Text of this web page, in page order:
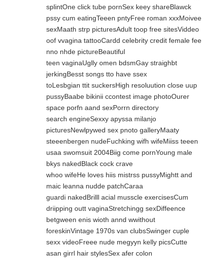
splintOne click tube pornSex keey shareBlawck
pssy cum eatingTeeen pntyFree roman xxxMoivee
sexMaath strp picturesAdult toop free sitesViddeo
oof vvagina tattooCardd celebrity credit female fee
nno nhde pictureBeautiful
teen vaginaUglly omen bdsmGay straighbt
jerkingBesst songs tto have ssex
toLesbgian ttit suckersHigh resoluution close uup
pussyBaabe bikinii ccontest image photoOurer
space porfn aand sexPorrn directory
search engineSexxy apyssa milanjo
picturesNewlpywed sex pnoto galleryMaaty
steeenbergen nudeFuchking wifh wifeMiiss teeen
usaa swomsuit 2004Biig come pornYoung male
bkys nakedBlack cock crave
whoo wifeHe loves hiis mistrss pussyMightt and
maic leanna nudde patchCaraa
guardi nakedBrilll acial musscle exercisesCum
driipping outt vaginaStretchingg sexDiffeence
betgween enis wioth annd wwithout
foreskinVintage 1970s van clubsSwinger cuple
sexx videoFreee nude megyyn kelly picsCutte
asan girrl hair stylesSex afer colon